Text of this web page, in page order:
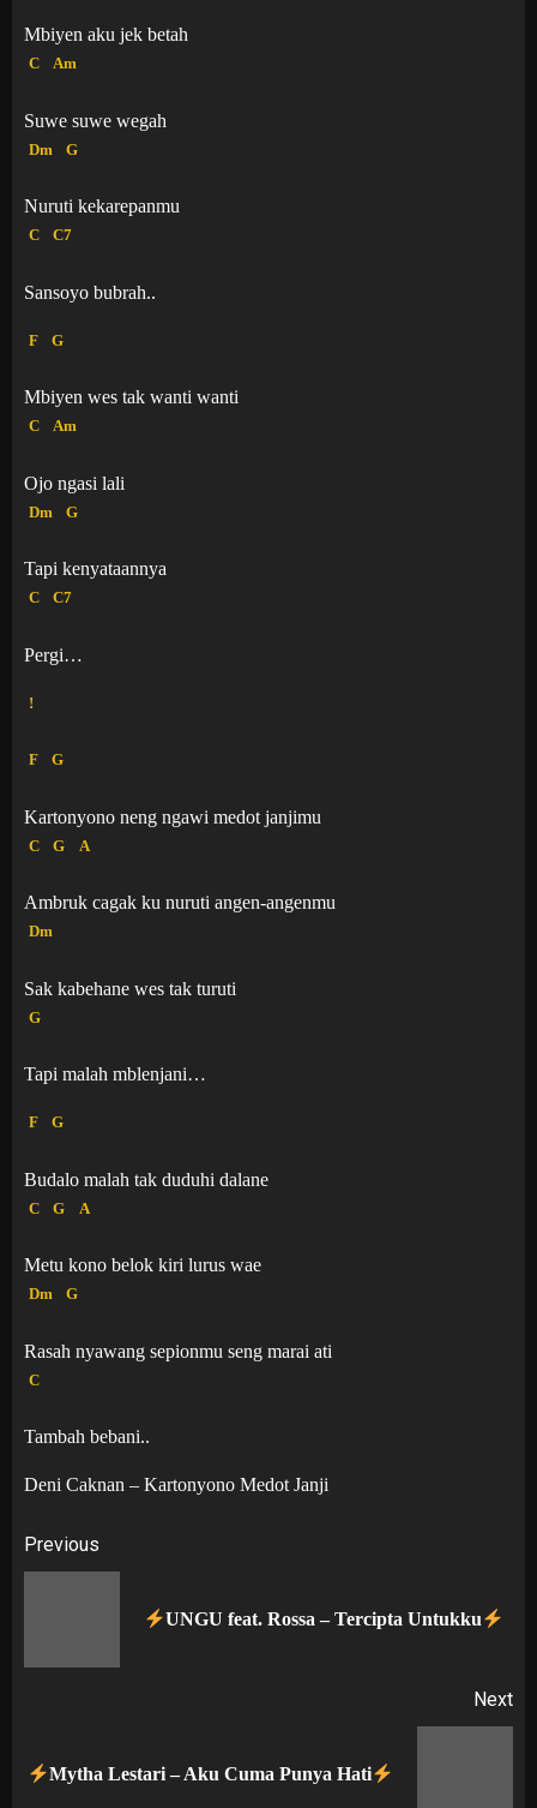
Mbiyen aku jek betah
C Am
Suwe suwe wegah
Dm G
Nuruti kekarepanmu
C C7
Sansoyo bubrah..
F G
Mbiyen wes tak wanti wanti
C Am
Ojo ngasi lali
Dm G
Tapi kenyataannya
C C7
Pergi…
!
F G
Kartonyono neng ngawi medot janjimu
C G A
Ambruk cagak ku nuruti angen-angenmu
Dm
Sak kabehane wes tak turuti
G
Tapi malah mblenjani…
F G
Budalo malah tak duduhi dalane
C G A
Metu kono belok kiri lurus wae
Dm G
Rasah nyawang sepionmu seng marai ati
C
Tambah bebani..
Deni Caknan – Kartonyono Medot Janji
Post
navigation
Previous
UNGU feat. Rossa – Tercipta Untukku
Next
NextMytha Lestari – Aku Cuma Punya Hati